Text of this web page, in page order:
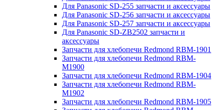
Для Panasonic SD-255 запчасти и аксессуары
Для Panasonic SD-256 запчасти и аксессуары
Для Panasonic SD-257 запчасти и аксессуары
Для Panasonic SD-ZB2502 запчасти и
аксессуары
Запчасти для хлебопечи Redmond RBM-1901
Запчасти для хлебопечи Redmond RBM-
M1900
Запчасти для хлебопечи Redmond RBM-1904
Запчасти для хлебопечи Redmond RBM-
M1902
Запчасти для хлебопечи Redmond RBM-1905